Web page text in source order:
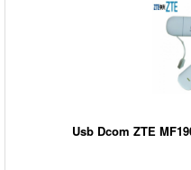
Usb Dcom ZTE